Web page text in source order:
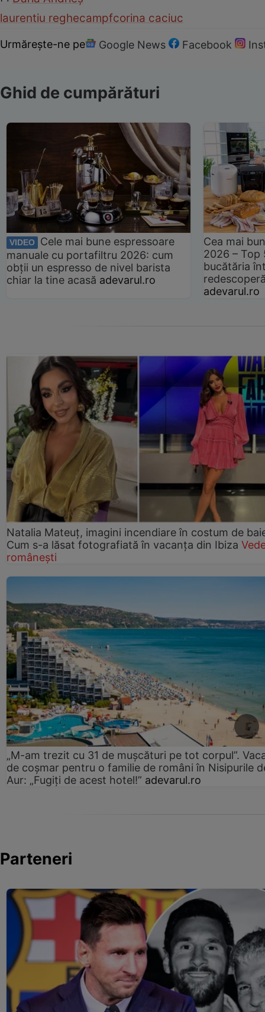
laurentiu reghecampfcorina caciuc
Urmărește-ne pe Google News Facebook
Ghid de cumpărături
VIDEO
Cele mai bune espressoare
manuale cu portafiltru 2026: cum
obții un espresso de nivel barista
chiar la tine acasă adevarul.ro
Cea mai
2026 –
bucătăria
adevarul.ro
Natalia Mateuț, imagini incendiare în costum de
Cum s-a lăsat fotografiată în vacanța din Ibiza
românești
„M-am trezit cu 31 de mușcături pe tot corpul”.
de coșmar pentru o familie de români în Nisipurile
Aur: „Fugiți de acest hotel!” adevarul.ro
Parteneri